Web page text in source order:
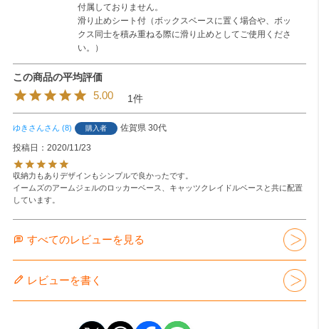
付属しておりません。
滑り止めシート付（ボックスベースに置く場合や、ボッ
クス同士を積み重ねる際に滑り止めとしてご使用くださ
い。）
5.00 1
ゆきさん 8 購入者 佐賀県 30代
投稿日
2020/11/23
収納力もありデザインもシンプルで良かったです。
イームズのアームジェルのロッカーベース、キャッツクレイドルベースと共に配置
しています。
すべてのレビューを見る
レビューを書く